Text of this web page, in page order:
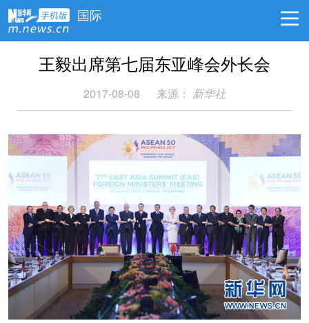
国际
王毅出席第七届东亚峰会外长会
2017-08-08 来源： 新华社